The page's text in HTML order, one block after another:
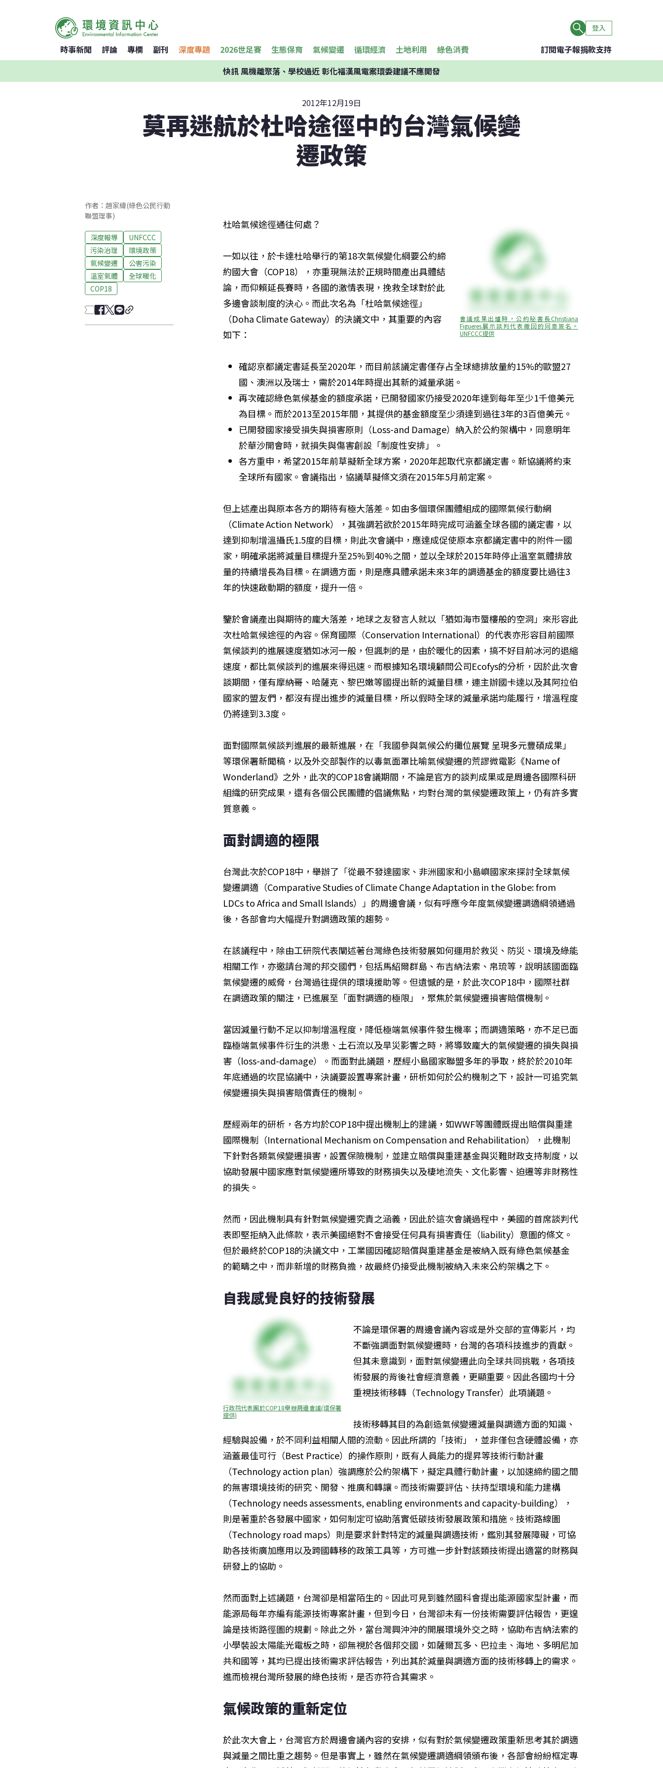
登入
時事新聞 評論 專欄 副刊 深度專題 2026世足賽 生態保育 氣候變遷 循環經濟 土地利用 綠色消費 訂閱電子報捐款支持
快訊風機離聚落、學校過近 彰化福漢風電案環委建議不應開發
2012年12月19日
莫再迷航於杜哈途徑中的台灣氣候變
遷政策
作者：趙家緯(綠色公民行動
聯盟理事)
深度報導
UNFCCC
污染治理
環境政策
氣候變遷
公害污染
溫室氣體
全球暖化
COP18
會議成果出爐時，公約秘書長Christiana
Figueres展示談判代表繳回的同意簽名。
UNFCCC提供
杜哈氣候途徑通往何處？
一如以往，於卡達杜哈舉行的第18次氣候變化綱要公約締
約國大會（COP18），亦重現無法於正規時間產出具體結
論，而仰賴延長賽時，各國的激情表現，挽救全球對於此
多邊會談制度的決心。而此次名為「杜哈氣候途徑」
（Doha Climate Gateway）的決議文中，其重要的內容
如下：
確認京都議定書延長至2020年，而目前該議定書僅存占全球總排放量約15%的歐盟27
國、澳洲以及瑞士，需於2014年時提出其新的減量承諾。
再次確認綠色氣候基金的額度承諾，已開發國家仍接受2020年達到每年至少1千億美元
為目標。而於2013至2015年間，其提供的基金額度至少須達到過往3年的3百億美元。
已開發國家接受損失與損害原則（Loss-and Damage）納入於公約架構中，同意明年
於華沙開會時，就損失與傷害創設「制度性安排」。
各方重申，希望2015年前草擬新全球方案，2020年起取代京都議定書。新協議將約束
全球所有國家。會議指出，協議草擬條文須在2015年5月前定案。
但上述產出與原本各方的期待有極大落差。如由多個環保團體組成的國際氣候行動網
（Climate Action Network），其強調若欲於2015年時完成可涵蓋全球各國的議定書，以
達到抑制增溫攝氏1.5度的目標，則此次會議中，應達成促使原本京都議定書中的附件一國
家，明確承諾將減量目標提升至25%到40%之間，並以全球於2015年時停止溫室氣體排放
量的持續增長為目標。在調適方面，則是應具體承諾未來3年的調適基金的額度要比過往3
年的快速啟動期的額度，提升一倍。
鑒於會議產出與期待的龐大落差，地球之友發言人就以「猶如海市蜃樓般的空洞」來形容此
次杜哈氣候途徑的內容。保育國際（Conservation International）的代表亦形容目前國際
氣候談判的進展速度猶如冰河一般，但諷刺的是，由於暖化的因素，搞不好目前冰河的退縮
速度，都比氣候談判的進展來得迅速。而根據知名環境顧問公司Ecofys的分析，因於此次會
談期間，僅有摩納哥、哈薩克、黎巴嫩等國提出新的減量目標，連主辦國卡達以及其阿拉伯
國家的盟友們，都沒有提出進步的減量目標，所以假時全球的減量承諾均能履行，增溫程度
仍將達到3.3度。
面對國際氣候談判進展的最新進展，在「我國參與氣候公約攤位展覽 呈現多元豐碩成果」
等環保署新聞稿，以及外交部製作的以毒氣面罩比喻氣候變遷的荒謬微電影《Name of
Wonderland》之外，此次的COP18會議期間，不論是官方的談判成果或是周邊各國際科研
組織的研究成果，還有各個公民團體的倡議焦點，均對台灣的氣候變遷政策上，仍有許多實
質意義。
面對調適的極限
台灣此次於COP18中，舉辦了「從最不發達國家、非洲國家和小島嶼國家來探討全球氣候
變遷調適（Comparative Studies of Climate Change Adaptation in the Globe: from
LDCs to Africa and Small Islands）」的周邊會議，似有呼應今年度氣候變遷調適綱領通過
後，各部會均大幅提升對調適政策的趨勢。
在該議程中，除由工研院代表闡述著台灣綠色技術發展如何運用於救災、防災、環境及綠能
相關工作，亦邀請台灣的邦交國們，包括馬紹爾群島、布吉納法索、帛琉等，說明該國面臨
氣候變遷的威脅，台灣過往提供的環境援助等。但遺憾的是，於此次COP18中，國際社群
在調適政策的關注，已進展至「面對調適的極限」，聚焦於氣候變遷損害賠償機制。
當因減量行動不足以抑制增溫程度，降低極端氣候事件發生機率；而調適策略，亦不足已面
臨極端氣候事件衍生的洪患、土石流以及旱災影響之時，將導致龐大的氣候變遷的損失與損
害（loss-and-damage）。而面對此議題，歷經小島國家聯盟多年的爭取，終於於2010年
年底通過的坎昆協議中，決議要設置專案計畫，研析如何於公約機制之下，設計一可追究氣
候變遷損失與損害賠償責任的機制。
歷經兩年的研析，各方均於COP18中提出機制上的建議，如WWF等團體既提出賠償與重建
國際機制（International Mechanism on Compensation and Rehabilitation），此機制
下針對各類氣候變遷損害，設置保險機制，並建立賠償與重建基金與災難財政支持制度，以
協助發展中國家應對氣候變遷所導致的財務損失以及棲地流失、文化影響、迫遷等非財務性
的損失。
然而，因此機制具有針對氣候變遷究責之涵義，因此於這次會議過程中，美國的首席談判代
表即堅拒納入此條款，表示美國絕對不會接受任何具有損害責任（liability）意圖的條文。
但於最終於COP18的決議文中，工業國因確認賠償與重建基金是被納入既有綠色氣候基金
的範疇之中，而非新增的財務負擔，故最終仍接受此機制被納入未來公約架構之下。
自我感覺良好的技術發展
行政院代表團於COP18舉辦周邊會議(環保署
提供)
不論是環保署的周邊會議內容或是外交部的宣傳影片，均
不斷強調面對氣候變遷時，台灣的各項科技進步的貢獻。
但其未意識到，面對氣候變遷此向全球共同挑戰，各項技
術發展的背後社會經濟意義，更顯重要。因此各國均十分
重視技術移轉（Technology Transfer）此項議題。
技術移轉其目的為創造氣候變遷減量與調適方面的知識、
經驗與設備，於不同利益相關人間的流動。因此所謂的「技術」，並非僅包含硬體設備，亦
涵蓋最佳可行（Best Practice）的操作原則，既有人員能力的提昇等技術行動計畫
（Technology action plan）強調應於公約架構下，擬定具體行動計畫，以加速締約國之間
的無害環境技術的研究、開發、推廣和轉讓。而技術需要評估、扶持型環境和能力建構
（Technology needs assessments, enabling environments and capacity-building），
則是著重於各發展中國家，如何制定可協助落實低碳技術發展政策和措施。技術路線圖
（Technology road maps）則是要求針對特定的減量與調適技術，鑑別其發展障礙，可協
助各技術廣加應用以及跨國轉移的政策工具等，方可進一步針對該類技術提出適當的財務與
研發上的協助。
然而面對上述議題，台灣卻是相當陌生的。因此可見到雖然國科會提出能源國家型計畫，而
能源局每年亦編有能源技術專案計畫，但到今日，台灣卻未有一份技術需要評估報告，更遑
論是技術路徑圖的規劃。除此之外，當台灣興沖沖的開展環境外交之時，協助布吉納法索的
小學裝設太陽能光電板之時，卻無視於各個邦交國，如薩爾瓦多、巴拉圭、海地、多明尼加
共和國等，其均已提出技術需求評估報告，列出其於減量與調適方面的技術移轉上的需求。
進而檢視台灣所發展的綠色技術，是否亦符合其需求。
氣候政策的重新定位
於此次大會上，台灣官方於周邊會議內容的安排，似有對於氣候變遷政策重新思考其於調適
與減量之間比重之趨勢。但是事實上，雖然在氣候變遷調適綱領頒布後，各部會紛紛框定專